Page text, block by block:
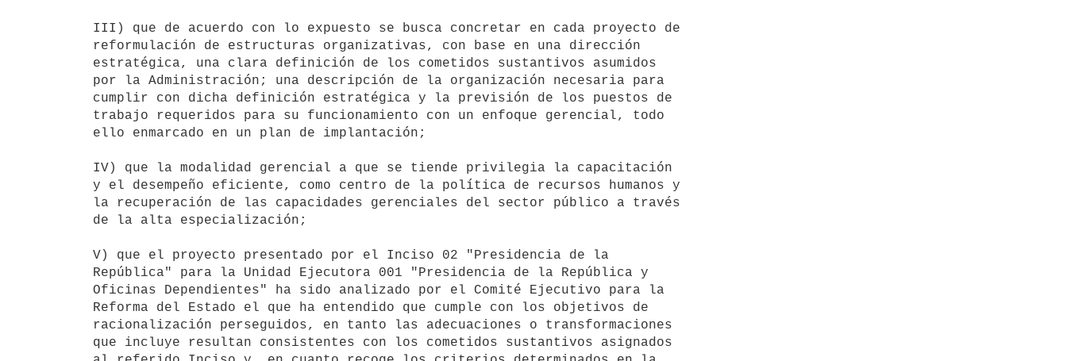
III) que de acuerdo con lo expuesto se busca concretar en cada proyecto de
reformulación de estructuras organizativas, con base en una dirección
estratégica, una clara definición de los cometidos sustantivos asumidos
por la Administración; una descripción de la organización necesaria para
cumplir con dicha definición estratégica y la previsión de los puestos de
trabajo requeridos para su funcionamiento con un enfoque gerencial, todo
ello enmarcado en un plan de implantación;
IV) que la modalidad gerencial a que se tiende privilegia la capacitación
y el desempeño eficiente, como centro de la política de recursos humanos y
la recuperación de las capacidades gerenciales del sector público a través
de la alta especialización;
V) que el proyecto presentado por el Inciso 02 "Presidencia de la
República" para la Unidad Ejecutora 001 "Presidencia de la República y
Oficinas Dependientes" ha sido analizado por el Comité Ejecutivo para la
Reforma del Estado el que ha entendido que cumple con los objetivos de
racionalización perseguidos, en tanto las adecuaciones o transformaciones
que incluye resultan consistentes con los cometidos sustantivos asignados